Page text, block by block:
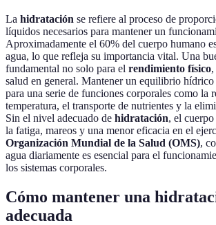
La hidratación se refiere al proceso de
líquidos necesarios para mantener un
Aproximadamente el 60% del cuerpo humano
agua, lo que refleja su importancia vital. Una
fundamental no solo para el rendimiento físico
salud en general. Mantener un equilibrio
para una serie de funciones corporales como la
temperatura, el transporte de nutrientes y la
Sin el nivel adecuado de hidratación, el cuerpo
la fatiga, mareos y una menor eficacia en el
Organización Mundial de la Salud (OMS),
agua diariamente es esencial para el
los sistemas corporales.
Cómo mantener una
adecuada